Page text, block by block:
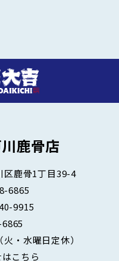
区鹿骨1丁目39-4
6865
9915
6865
（火・水曜日定休）
こちら